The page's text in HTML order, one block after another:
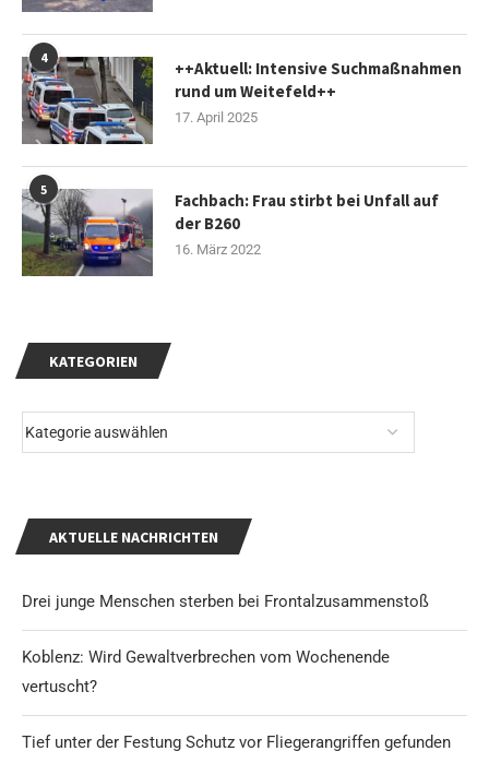
KATEGORIEN
AKTUELLE NACHRICHTEN
Drei junge Menschen sterben bei Frontalzusammenstoß
Koblenz: Wird Gewaltverbrechen vom Wochenende
vertuscht?
Tief unter der Festung Schutz vor Fliegerangriffen gefunden
4
++Aktuell: Intensive Suchmaßnahmen
rund um Weitefeld++
17. April 2025
5
Fachbach: Frau stirbt bei Unfall auf
der B260
16. März 2022